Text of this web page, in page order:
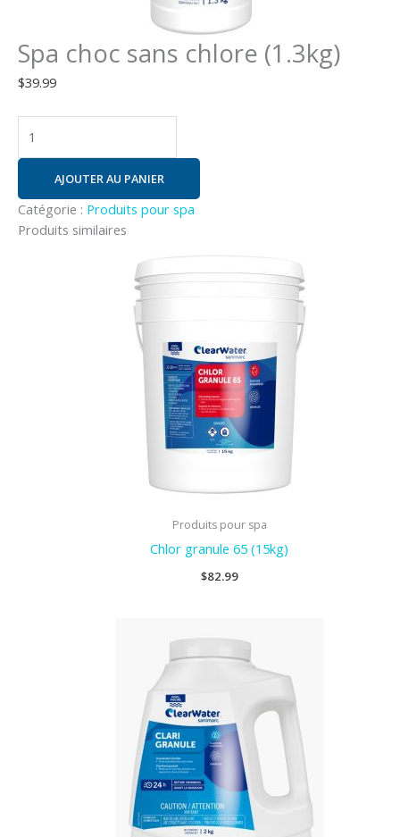
Spa choc sans chlore (1.3kg)
$39.99
AJOUTER AU PANIER
Catégorie : Produits pour spa
Produits similaires
Produits pour spa
Chlor granule 65 (15kg)
$82.99